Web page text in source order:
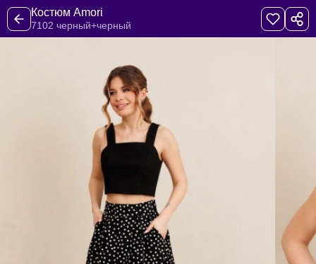
Костюм Amori
7102 черный+черный